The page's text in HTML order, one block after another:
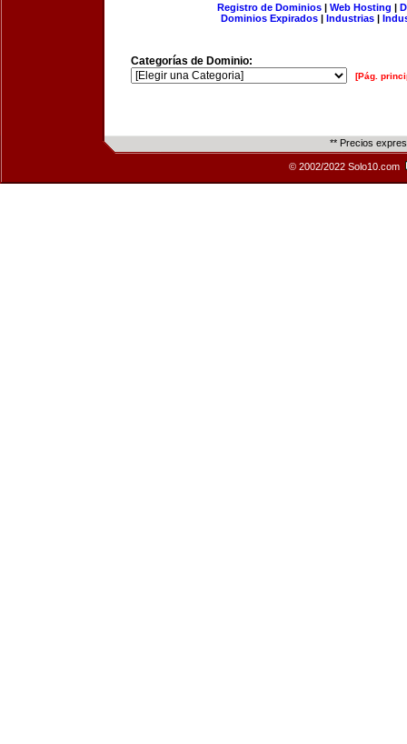
Registro de Dominios| Web Hosting |
Dominios Expirados | Industrias |
Categorías de Dominio:
[Pág.
** Precios
© 2002/2022 Solo10.com